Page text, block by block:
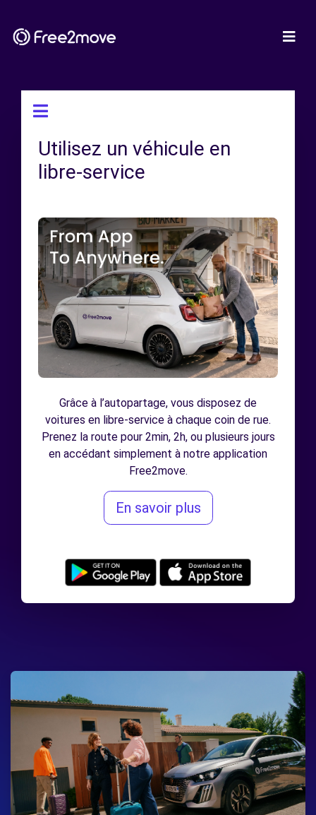
Utilisez un véhicule en
libre-service
Grâce à l’autopartage, vous disposez de
voitures en libre-service à chaque coin de rue.
Prenez la route pour 2min, 2h, ou plusieurs jours
en accédant simplement à notre application
Free2move.
En savoir plus